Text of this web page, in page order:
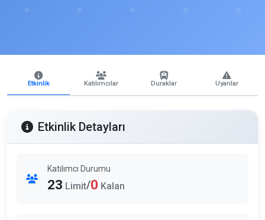
Etkinlik Katılımcılar Duraklar Uyarılar
Etkinlik Detayları
Katılımcı Durumu
23 Limit/0 Kalan